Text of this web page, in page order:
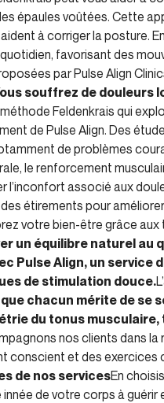
épaules voûtées. Cette
à corriger la posture.
favorisant des
par Pulse Align
souffrez de douleurs
Feldenkrais qui
de Pulse Align. Des
de problèmes
le renforcement
l’inconfort associé aux
étirements pour
votre bien-être grâce aux
un équilibre naturel au
Pulse Align, un
de stimulation douce.
chacun mérite de se
du tonus
nos clients dans
conscient et des exercices
de nos servicesEn
innée de votre corps à